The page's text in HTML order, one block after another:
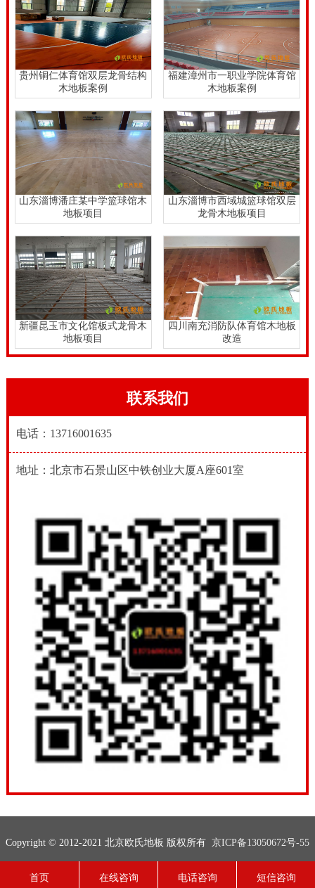
亚进口的。
贵州铜仁体育馆双层龙骨结构
木地板案例
福建漳州市一职业学院体育馆
木地板案例
山东淄博潘庄某中学篮球馆木
地板项目
山东淄博市西域城篮球馆双层
龙骨木地板项目
新疆昆玉市文化馆板式龙骨木
地板项目
四川南充消防队体育馆木地板
改造
联系我们
电话：13716001635
地址：北京市石景山区中铁创业大厦A座601室
Copyright © 2012-2021 北京欧氏地板 版权所有 京ICP备13050672号-55
首页
在线咨询 电话咨询 短信咨询